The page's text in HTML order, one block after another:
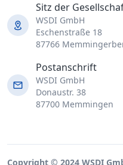
Sitz der
WSDI GmbH
Eschenstraße 18
87766
Postanschrift
WSDI GmbH
Donaustr. 38
87700 Memmingen
Copyright © 2024 WSDI